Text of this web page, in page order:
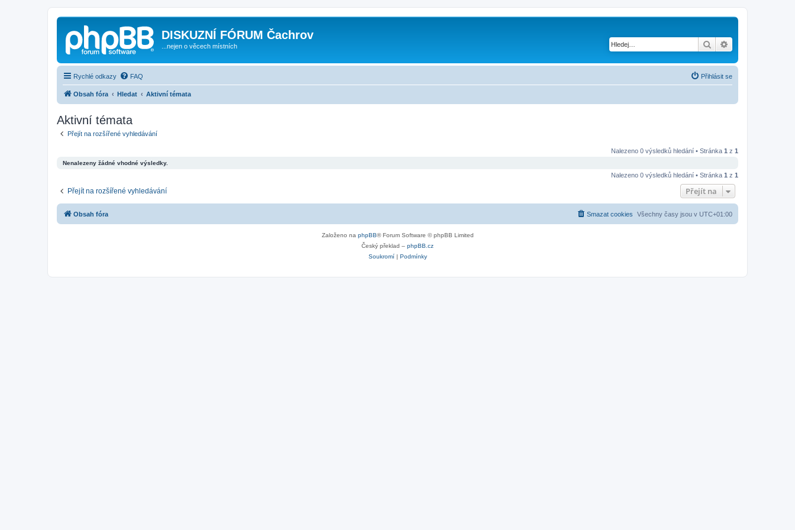
DISKUZNÍ FÓRUM Čachrov
...nejen o věcech místních Hledat
Rychlé odkazy FAQ Přihlásit se
Obsah fóra Hledat Aktivní témata
Aktivní témata
Přejít na rozšířené vyhledávání
Nalezeno 0 výsledků hledání • Stránka 1 z 1
Nenalezeny žádné vhodné výsledky.
Nalezeno 0 výsledků hledání • Stránka 1 z 1
Přejít na rozšířené vyhledávání Přejít na
Obsah fóra Všechny časy jsou v UTC+01:00
Smazat cookies
Založeno na phpBB® Forum Software © phpBB Limited
Český překlad – phpBB.cz
Soukromí| Podmínky